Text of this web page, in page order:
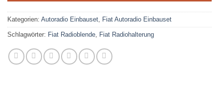
Kategorien: Autoradio Einbauset, Fiat Autoradio Einbauset
Schlagwörter: Fiat Radioblende, Fiat Radiohalterung